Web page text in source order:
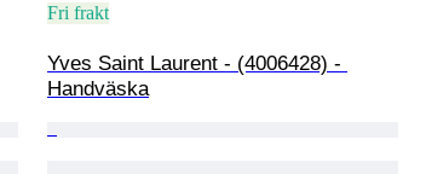
Fri frakt
Yves Saint Laurent - (4006428) -
Handväska